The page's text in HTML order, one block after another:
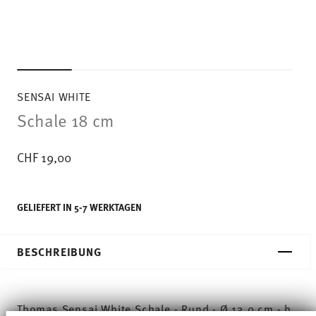
SENSAI WHITE
Schale 18 cm
CHF 19,00
GELIEFERT IN 5-7 WERKTAGEN
BESCHREIBUNG
Thomas Sensai White Schale - Rund - Ø 13,0 cm - h